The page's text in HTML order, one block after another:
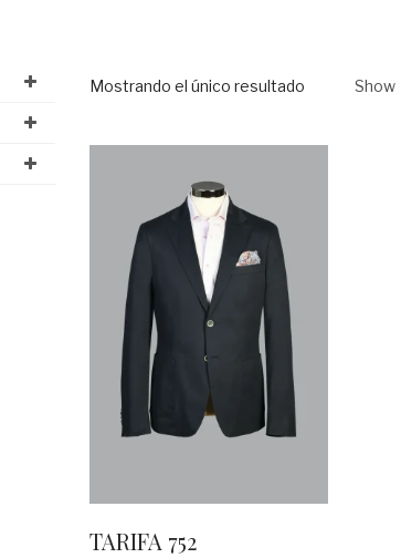
Mostrando el único resultado Show
TARIFA 752